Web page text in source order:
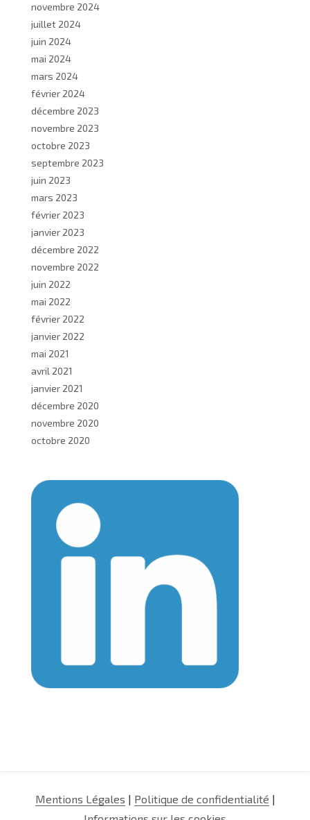
novembre 2024
juillet 2024
juin 2024
mai 2024
mars 2024
février 2024
décembre 2023
novembre 2023
octobre 2023
septembre 2023
juin 2023
mars 2023
février 2023
janvier 2023
décembre 2022
novembre 2022
juin 2022
mai 2022
février 2022
janvier 2022
mai 2021
avril 2021
janvier 2021
décembre 2020
novembre 2020
octobre 2020
Mentions Légales | Politique de confidentialité |